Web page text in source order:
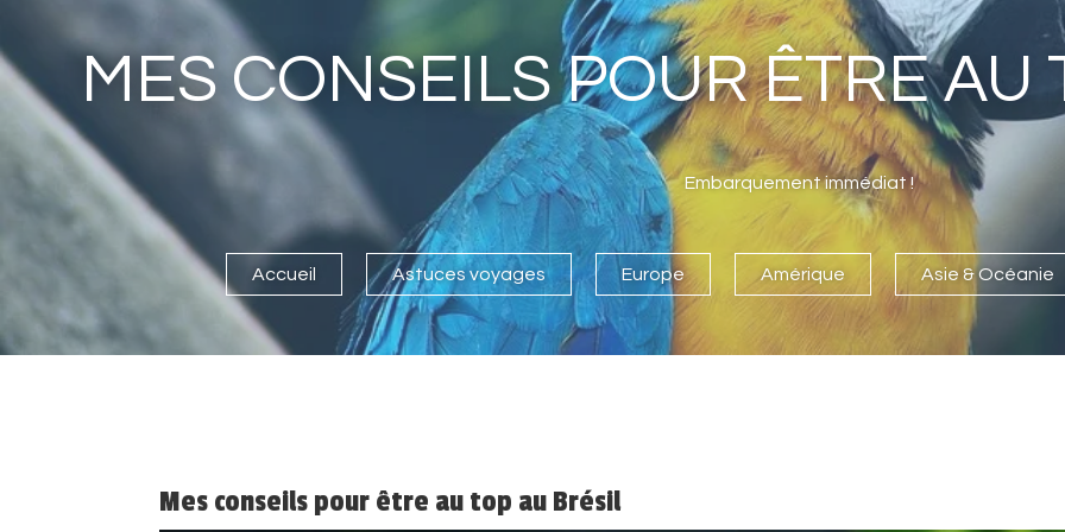
MES CONSEILS POUR ÊTRE AU
Embarquement immédiat !
Accueil Astuces voyages Europe Amérique Asie & Océanie
Mes conseils pour être au top au Brésil